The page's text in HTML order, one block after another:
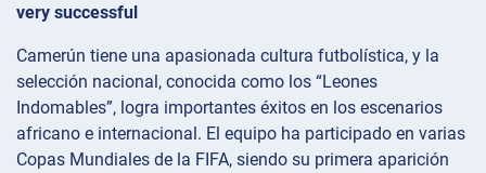
very successful
Camerún tiene una apasionada cultura futbolística, y la
selección nacional, conocida como los “Leones
Indomables”, logra importantes éxitos en los escenarios
africano e internacional. El equipo ha participado en varias
Copas Mundiales de la FIFA, siendo su primera aparición